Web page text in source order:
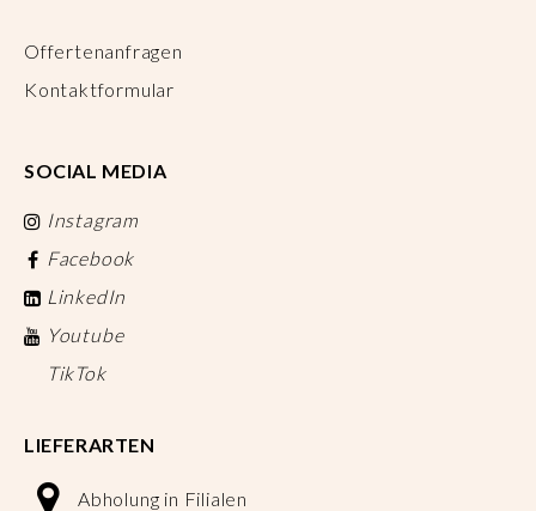
Offertenanfragen
Kontaktformular
SOCIAL MEDIA
Instagram
Facebook
LinkedIn
Youtube
TikTok
LIEFERARTEN
Abholung in Filialen